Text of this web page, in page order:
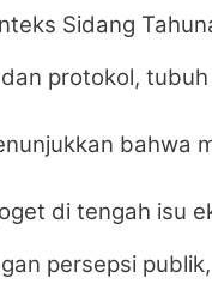
Sidang
protokol,
bahwa
di tengah isu
persepsi